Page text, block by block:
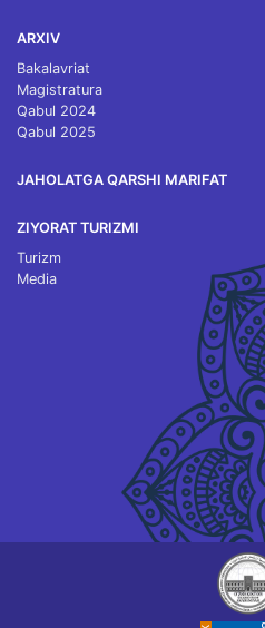
ARXIV
Bakalavriat
Magistratura
Qabul 2024
Qabul 2025
JAHOLATGA QARSHI MARIFAT
ZIYORAT TURIZMI
Turizm
Media